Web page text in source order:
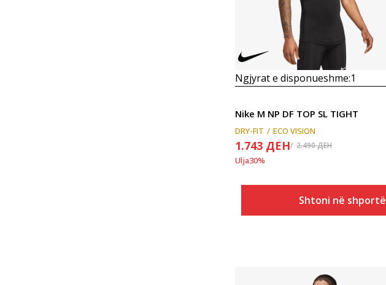
Ngjyrat e disponueshme:1
Nike M NP DF TOP SL TIGHT
DRY-FIT ECO VISION
1.743 ДЕН 2.490ДЕН
Ulja30%
Shtoni në shportë